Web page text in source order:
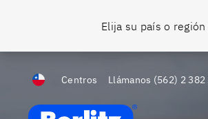
Elija su país o
Centros Llámanos (562) 2 382
Berlitz Chile